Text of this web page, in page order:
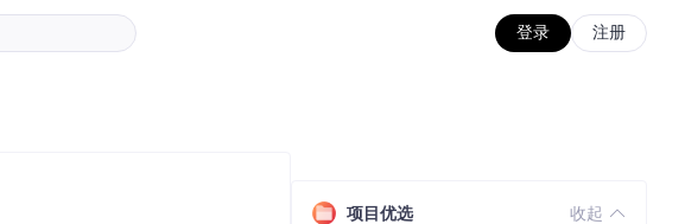
登录 注册
项目优选 收起